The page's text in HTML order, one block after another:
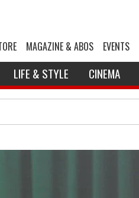
MAGAZINE & ABOS EVENTS
LIFE & STYLE CINEMA